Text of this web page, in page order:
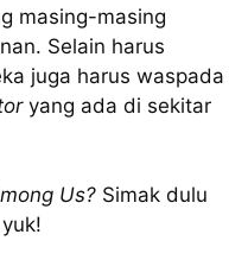
masing-masing
Selain harus
juga harus waspada
yang ada di sekitar
Us? Simak dulu